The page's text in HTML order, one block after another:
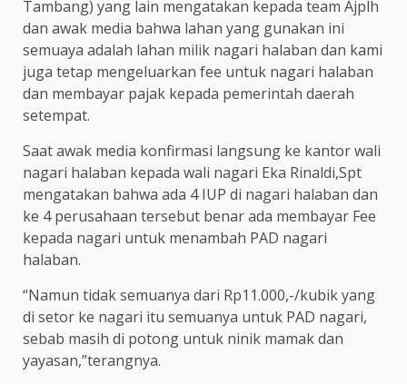
Tambang) yang lain mengatakan kepada team Ajplh
dan awak media bahwa lahan yang gunakan ini
semuaya adalah lahan milik nagari halaban dan kami
juga tetap mengeluarkan fee untuk nagari halaban
dan membayar pajak kepada pemerintah daerah
setempat.
Saat awak media konfirmasi langsung ke kantor wali
nagari halaban kepada wali nagari Eka Rinaldi,Spt
mengatakan bahwa ada 4 IUP di nagari halaban dan
ke 4 perusahaan tersebut benar ada membayar Fee
kepada nagari untuk menambah PAD nagari
halaban.
“Namun tidak semuanya dari Rp11.000,-/kubik yang
di setor ke nagari itu semuanya untuk PAD nagari,
sebab masih di potong untuk ninik mamak dan
yayasan,”terangnya.